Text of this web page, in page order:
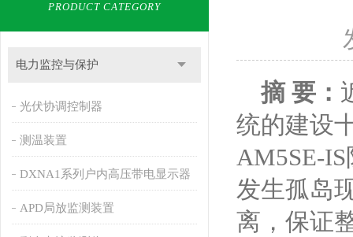
PRODUCT CATEGORY
电力监控与保护
光伏协调控制器
测温装置
DXNA1系列户内高压带电显示器
APD局放监测装置
摘 要：
统的建设
AM5SE-
发生孤岛
离，保证